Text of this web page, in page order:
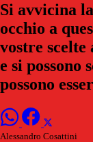
Si avvicina
occhio a
vostre
e si possono
possono
Alessandro Cosattini